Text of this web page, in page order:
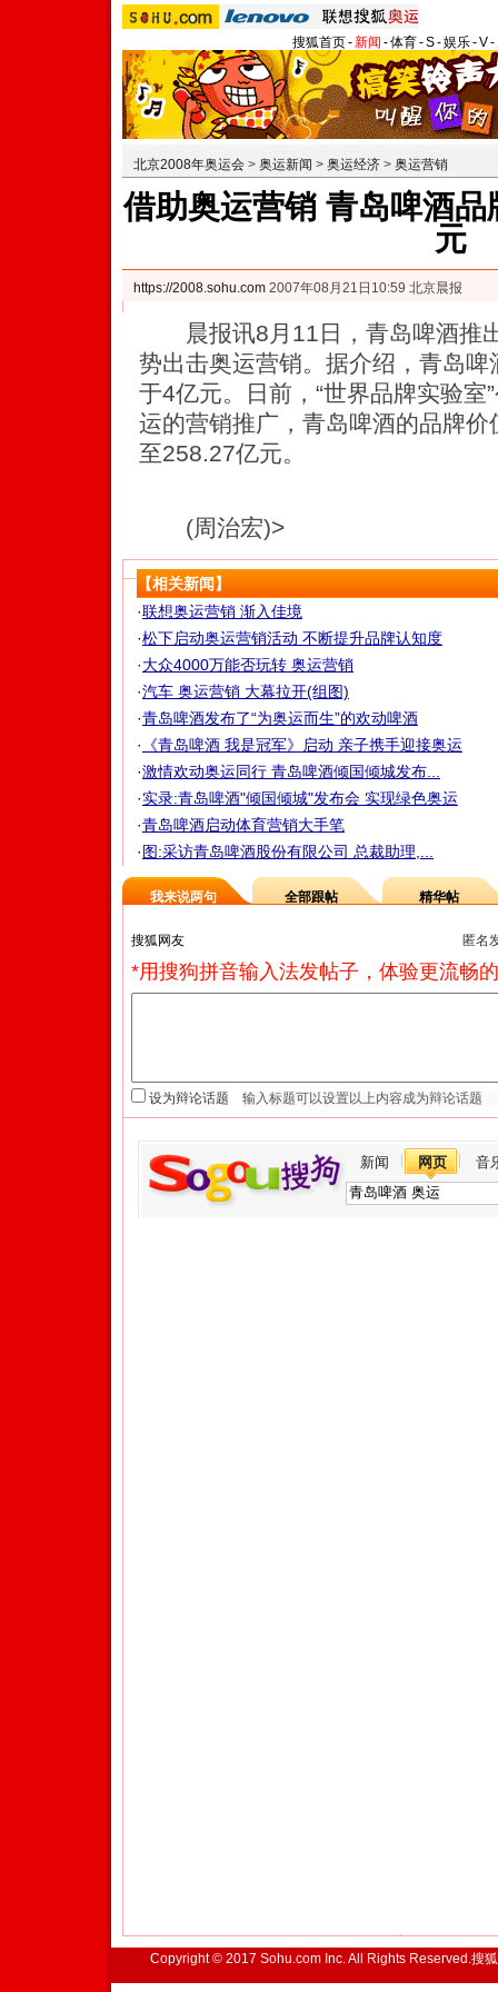
搜狐首页-新闻 -体育-S-娱乐-V-
北京2008年奥运会 > 奥运新闻 > 奥运经济 > 奥运营销
借助奥运营销 青岛啤酒
元
https://2008.sohu.com 2007年08月21日10:59 北京晨报
晨报讯8月11日，青岛啤酒推出
势出击奥运营销。据介绍，青岛
于4亿元。日前，“世界品牌实验室
运的营销推广，青岛啤酒的品牌
至258.27亿元。
(周治宏)>
【相关新闻】
·联想奥运营销 渐入佳境
·松下启动奥运营销活动 不断提升品牌认知度
·大众4000万能否玩转 奥运营销
·汽车 奥运营销 大幕拉开(组图)
·青岛啤酒发布了“为奥运而生”的欢动啤酒
·
《青岛啤酒 我是冠军》启动 亲子携手迎接奥运
·激情欢动奥运同行 青岛啤酒倾国倾城发布...
·实录:青岛啤酒"倾国倾城"发布会 实现绿色奥运
·青岛啤酒启动体育营销大手笔
·图:采访青岛啤酒股份有限公司 总裁助理,...
我来说两句 全部跟帖 精华帖
匿名
*用搜狗拼音输入法发帖子，体验更流畅
设为辩论话题
新闻 网页 音
Copyright © 2017 Sohu.com Inc. All Rights Reserved.搜